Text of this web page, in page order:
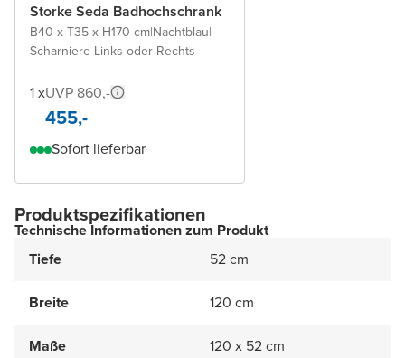
Storke Seda Badhochschrank
B40 x T35 x H170 cm|Nachtblau|
Scharniere Links oder Rechts
1 xUVP 860,-
455,-
Sofort lieferbar
Produktspezifikationen
Technische Informationen zum Produkt
Tiefe
52 cm
Breite 120 cm
Maße 120 x 52 cm